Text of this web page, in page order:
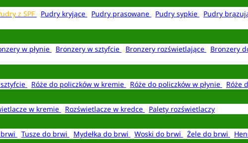
z SPF Pudry kryjące Pudry prasowane Pudry sypkie Pudry
w płynie Bronzery w sztyfcie Bronzery rozświetlające Bronzery
Róże do policzków w kremie Róże do policzków w płynie
Róże
w kremie Rozświetlacze w kredce
Palety rozświetlaczy
Tusze do brwi Mydełka do brwi Woski do brwi Żele do brwi